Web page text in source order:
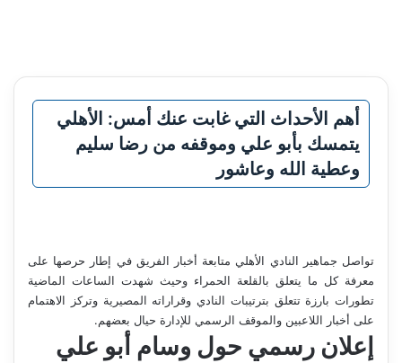
أهم الأحداث التي غابت عنك أمس: الأهلي
يتمسك بأبو علي وموقفه من رضا سليم
وعطية الله وعاشور
تواصل جماهير النادي الأهلي متابعة أخبار الفريق في إطار حرصها على
معرفة كل ما يتعلق بالقلعة الحمراء وحيث شهدت الساعات الماضية
تطورات بارزة تتعلق بترتيبات النادي وقراراته المصيرية وتركز الاهتمام
على أخبار اللاعبين والموقف الرسمي للإدارة حيال بعضهم.
إعلان رسمي حول وسام أبو علي